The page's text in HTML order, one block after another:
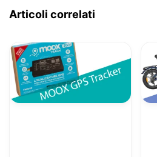
Articoli correlati